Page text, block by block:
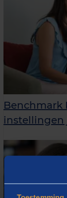
Benchmark
instellingen